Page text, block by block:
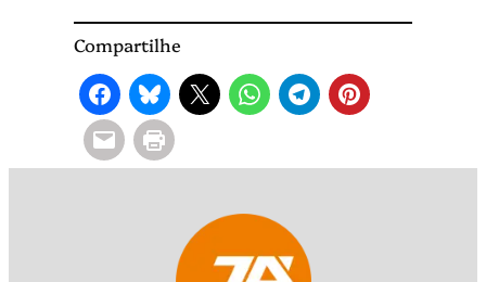
Compartilhe